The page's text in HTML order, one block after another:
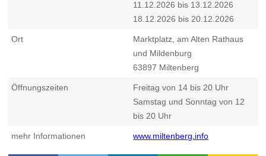
11.12.2026 bis 13.12.2026
18.12.2026 bis 20.12.2026
Ort
Marktplatz, am Alten Rathaus
und Mildenburg
63897 Miltenberg
Öffnungszeiten
Freitag von 14 bis 20 Uhr
Samstag und Sonntag von 12
bis 20 Uhr
mehr Informationen www.miltenberg.info